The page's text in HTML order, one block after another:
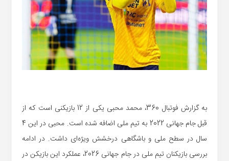
به گزارش فوتبال 360، محمد محبی یکی از 12 بازیکنی است که از
قبل جام جهانی 2022 به تیم ملی اضافه شده است. محبی در این 4
سال در سطح ملی و باشگاهی درخشش ویژه‌ای داشت. در ادامه
بررسی بازیکنان تیم ملی در جام جهانی 2026، عملکرد این بازیکن در